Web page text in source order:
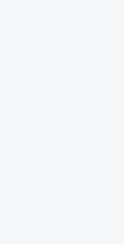
webbplats.
webbplats.